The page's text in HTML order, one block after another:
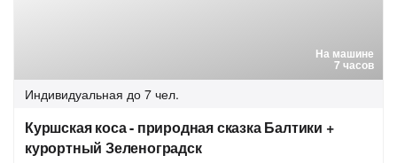
На машине
7 часов
Индивидуальная до 7 чел.
Куршская коса - природная сказка Балтики +
курортный Зеленоградск